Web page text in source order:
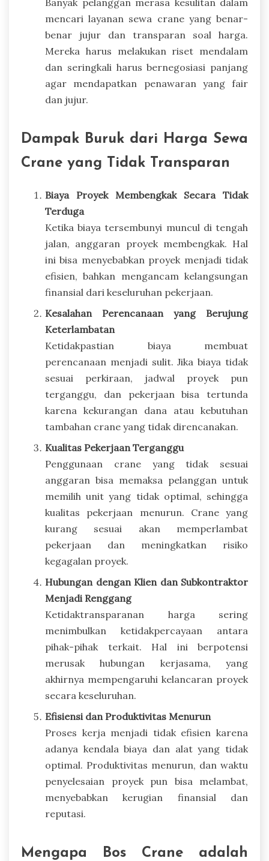
mencari layanan sewa crane yang benar-
benar jujur dan transparan soal harga.
Mereka harus melakukan riset mendalam
dan seringkali harus bernegosiasi panjang
agar mendapatkan penawaran yang fair
dan jujur.
Dampak Buruk dari Harga Sewa
Crane yang Tidak Transparan
Biaya Proyek Membengkak Secara Tidak
Terduga
Ketika biaya tersembunyi muncul di tengah
jalan, anggaran proyek membengkak. Hal
ini bisa menyebabkan proyek menjadi tidak
efisien, bahkan mengancam kelangsungan
finansial dari keseluruhan pekerjaan.
Kesalahan Perencanaan yang Berujung
Keterlambatan
Ketidakpastian biaya membuat
perencanaan menjadi sulit. Jika biaya tidak
sesuai perkiraan, jadwal proyek pun
terganggu, dan pekerjaan bisa tertunda
karena kekurangan dana atau kebutuhan
tambahan crane yang tidak direncanakan.
Kualitas Pekerjaan Terganggu
Penggunaan crane yang tidak sesuai
anggaran bisa memaksa pelanggan untuk
memilih unit yang tidak optimal, sehingga
kualitas pekerjaan menurun. Crane yang
kurang sesuai akan memperlambat
pekerjaan dan meningkatkan risiko
kegagalan proyek.
Hubungan dengan Klien dan Subkontraktor
Menjadi Renggang
Ketidaktransparanan harga sering
menimbulkan ketidakpercayaan antara
pihak-pihak terkait. Hal ini berpotensi
merusak hubungan kerjasama, yang
akhirnya mempengaruhi kelancaran proyek
secara keseluruhan.
Efisiensi dan Produktivitas Menurun
Proses kerja menjadi tidak efisien karena
adanya kendala biaya dan alat yang tidak
optimal. Produktivitas menurun, dan waktu
penyelesaian proyek pun bisa melambat,
menyebabkan kerugian finansial dan
reputasi.
Mengapa Bos Crane adalah